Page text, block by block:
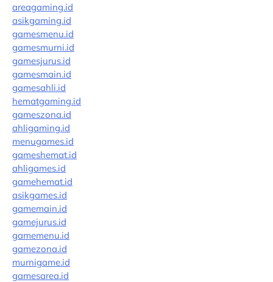
areagaming.id
asikgaming.id
gamesmenu.id
gamesmurni.id
gamesjurus.id
gamesmain.id
gamesahli.id
hematgaming.id
gameszona.id
ahligaming.id
menugames.id
gameshemat.id
ahligames.id
gamehemat.id
asikgames.id
gamemain.id
gamejurus.id
gamemenu.id
gamezona.id
murnigame.id
gamesarea.id